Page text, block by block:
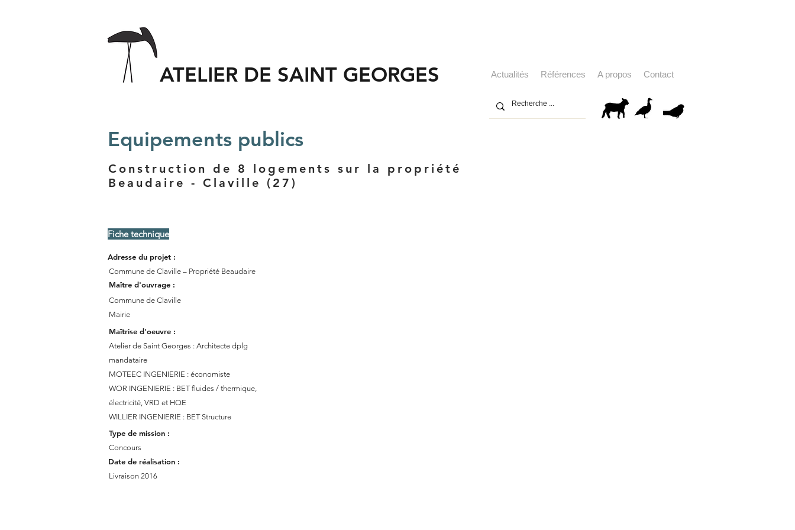
ATELIER DE SAINT GEORGES Actualités Références A propos Contact
Equipements publics
Construction de 8 logements sur la propriété
Beaudaire - Claville (27)
Fiche technique
Concours
Atelier de Saint Georges : Architecte dplg
mandataire
MOTEEC INGENIERIE : économiste
WOR INGENIERIE : BET fluides / thermique,
électricité, VRD et HQE
WILLIER INGENIERIE : BET Structure
Maîtrise d'oeuvre :
Date de réalisation :
Livraison 2016
Adresse du projet :
Commune de Claville – Propriété Beaudaire
Commune de Claville
Mairie
Maître d'ouvrage :
Type de mission :